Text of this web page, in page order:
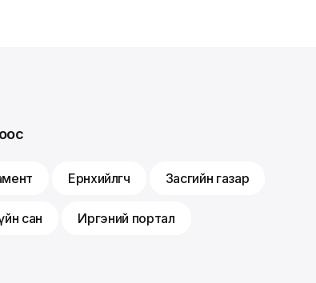
Ерөнхийлөгч Засгийн газар
сан Иргэний портал